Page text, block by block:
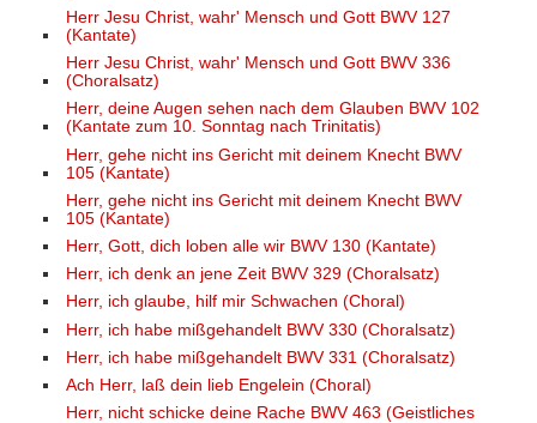
Herr Jesu Christ, wahr' Mensch und Gott BWV 127
(Kantate)
Herr Jesu Christ, wahr' Mensch und Gott BWV 336
(Choralsatz)
Herr, deine Augen sehen nach dem Glauben BWV 102
(Kantate zum 10. Sonntag nach Trinitatis)
Herr, gehe nicht ins Gericht mit deinem Knecht BWV
105 (Kantate)
Herr, gehe nicht ins Gericht mit deinem Knecht BWV
105 (Kantate)
Herr, Gott, dich loben alle wir BWV 130 (Kantate)
Herr, ich denk an jene Zeit BWV 329 (Choralsatz)
Herr, ich glaube, hilf mir Schwachen (Choral)
Herr, ich habe mißgehandelt BWV 330 (Choralsatz)
Herr, ich habe mißgehandelt BWV 331 (Choralsatz)
Ach Herr, laß dein lieb Engelein (Choral)
Herr, nicht schicke deine Rache BWV 463 (Geistliches